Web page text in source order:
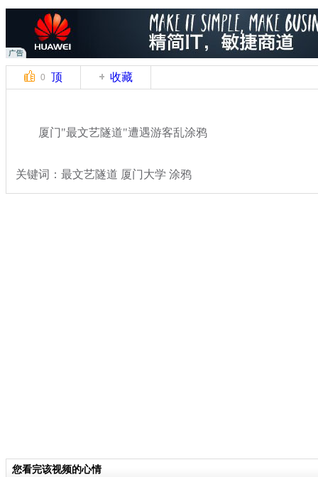
0 顶 收藏
厦门"最文艺隧道"遭遇游客乱涂鸦
关键词：最文艺隧道 厦门大学 涂鸦
您看完该视频的心情